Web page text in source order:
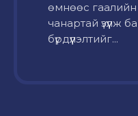
өмнөөс гаалийн
чанартай үзүүлж
бүрдүүлэлтийг...